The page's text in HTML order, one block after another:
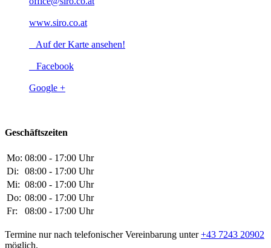
www.siro.co.at
Auf der Karte ansehen!
Facebook
Google +
Geschäftszeiten
Mo: 08:00 - 17:00 Uhr
Di:
08:00 - 17:00 Uhr
Mi: 08:00 - 17:00 Uhr
Do: 08:00 - 17:00 Uhr
Fr:
08:00 - 17:00 Uhr
Termine nur nach telefonischer Vereinbarung unter+43 7243 20902
möglich.